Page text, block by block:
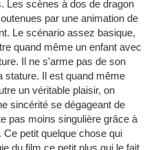
Les scènes à dos de dragon
par une animation de
Le scénario assez basique,
quand même un enfant avec
Il ne s'arme pas de son
stature. Il est quand même
un véritable plaisir, on
sincérité se dégageant de
pas moins singulière grâce à
Ce petit quelque chose qui